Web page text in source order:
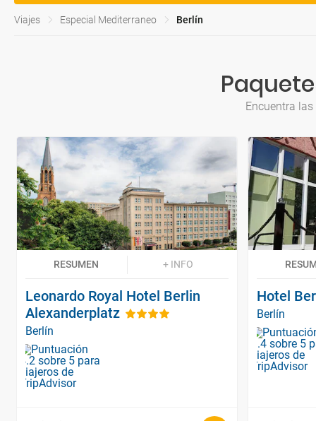
Viajes Especial Mediterraneo Berlín
Encuentra
RESUMEN + INFO
Leonardo Royal Hotel Berlin
Alexanderplatz
Berlín
Hotel
Berlín